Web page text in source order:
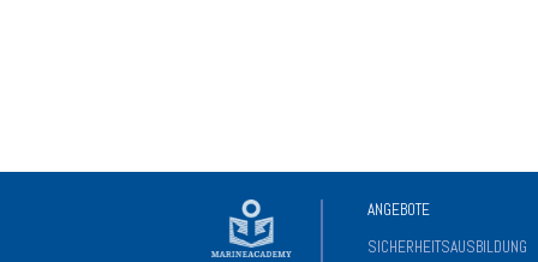
ANGEBOTE
SICHERHEITSAUSBILDUNG